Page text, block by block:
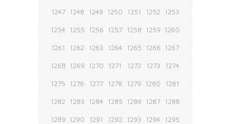
1247 1248 1249 1250 1251 1252 1253
1254 1255 1256 1257 1258 1259 1260
1261 1262 1263 1264 1265 1266 1267
1268 1269 1270 1271 1272 1273 1274
1275 1276 1277 1278 1279 1280 1281
1282 1283 1284 1285 1286 1287 1288
1289 1290 1291 1292 1293 1294 1295